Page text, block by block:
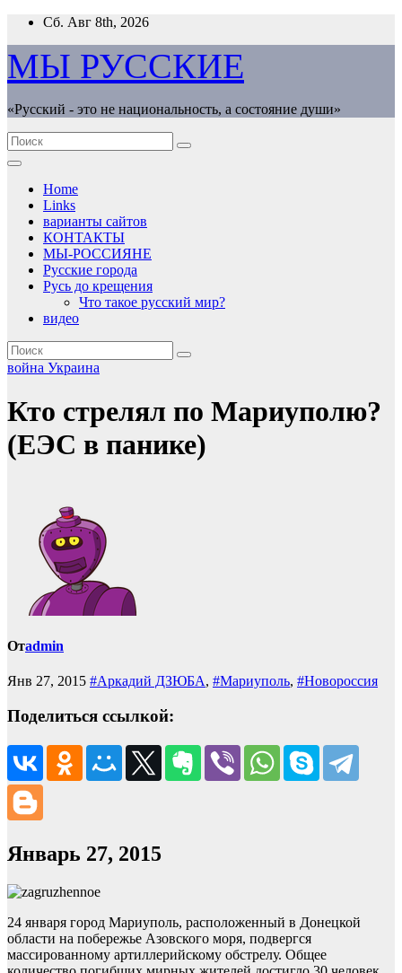
Перейти
содержимому
Сб. Авг 8th, 2026
МЫ РУССКИЕ
«Русский - это не национальность, а состояние души»
Home
Links
варианты сайтов
КОНТАКТЫ
МЫ-РОССИЯНЕ
Русские города
Русь до крещения
Что такое русский мир?
видео
война Украина
Кто стрелял по Мариуполю?
(ЕЭС в панике)
Отadmin
Янв 27, 2015 #Аркадий ДЗЮБА, #Мариуполь, #Новороссия
Поделиться ссылкой:
Январь 27, 2015
24 января город Мариуполь, расположенный в Донецкой
области на побережье Азовского моря, подвергся
массированному артиллерийскому обстрелу. Общее